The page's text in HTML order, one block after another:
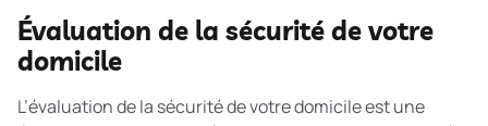
Évaluation de la sécurité de votre
domicile
L’évaluation de la sécurité de votre domicile est une